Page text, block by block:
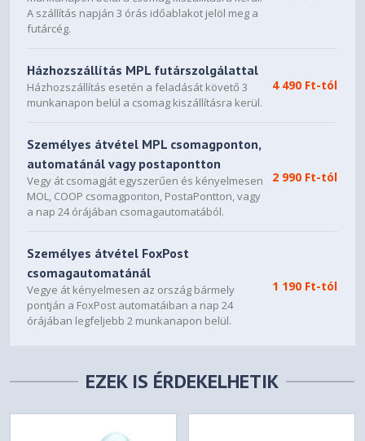
A szállítás napján 3 órás időablakot jelöl meg a
futárcég.
Házhozszállítás MPL futárszolgálattal
Házhozszállítás esetén a feladását követő 3
munkanapon belül a csomag kiszállításra kerül.
4 490 Ft-tól
Személyes átvétel MPL csomagponton,
automatánál vagy postapontton
Vegy át csomagját egyszerűen és kényelmesen
MOL, COOP csomagponton, PostaPontton, vagy
a nap 24 órájában csomagautomatából.
2 990 Ft-tól
Személyes átvétel FoxPost
csomagautomatánál
Vegye át kényelmesen az ország bármely
pontján a FoxPost automatáiban a nap 24
órájában legfeljebb 2 munkanapon belül.
1 190 Ft-tól
EZEK IS ÉRDEKELHETIK